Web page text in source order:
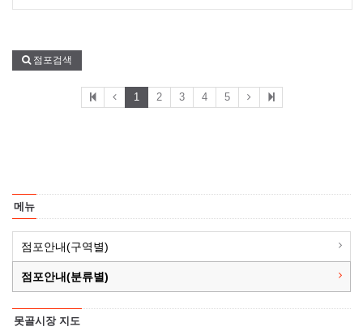
점포검색
1 2 3 4 5
메뉴
점포안내(구역별)
점포안내(분류별)
못골시장 지도